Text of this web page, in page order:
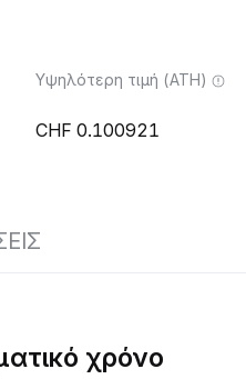
Υψηλότερη τιμή (ATH)
0.100921
χρόνο